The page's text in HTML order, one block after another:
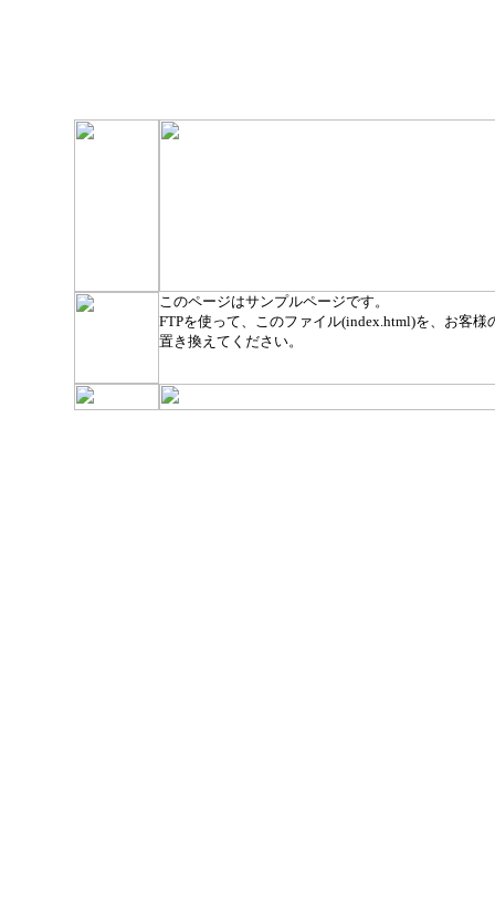
このページはサンプルページです。
FTPを使って、このファイル(index.html)を、お客様
置き換えてください。